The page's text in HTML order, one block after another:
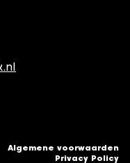
Algemene voorwaarden
Privacy Policy